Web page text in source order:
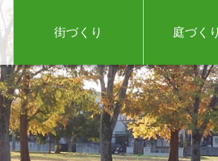
街づくり 庭づく